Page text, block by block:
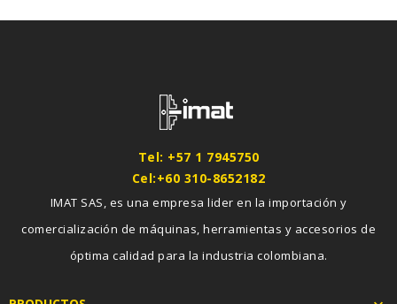
Tel: +57 1 7945750
Cel:+60 310-8652182
IMAT SAS, es una empresa lider en la importación y
comercialización de máquinas, herramientas y accesorios de
óptima calidad para la industria colombiana.